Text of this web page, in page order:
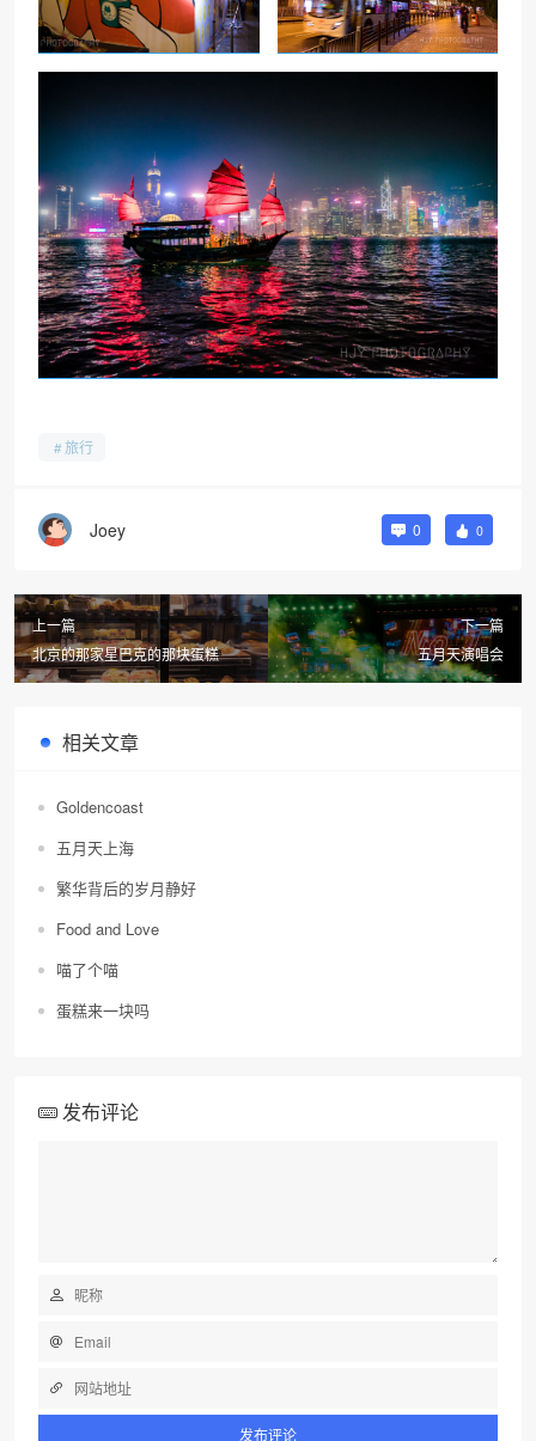
旅行
Joey 0 0
上一篇
北京的那家星巴克的那块蛋糕
下一篇
五月天演唱会
相关文章
Goldencoast
五月天上海
繁华背后的岁月静好
Food and Love
喵了个喵
蛋糕来一块吗
发布评论